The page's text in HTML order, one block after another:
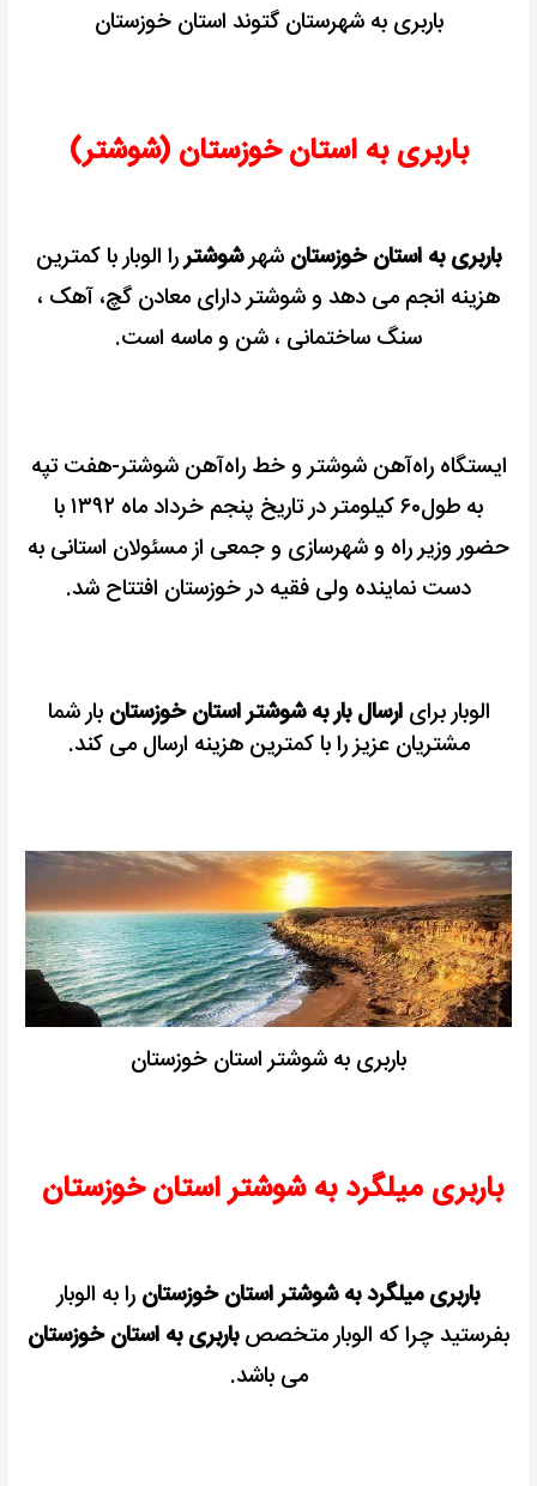
باربری به شهرستان گتوند استان خوزستان
باربری به استان خوزستان (شوشتر)
باربری به استان خوزستان شهرشوشتررا الوبار با کمترین
هزینه انجم می دهد و شوشتر دارای معادن گچ، آهک ،
سنگ ساختمانی ، شن و ماسه است.
ایستگاه راه‌آهن شوشتر و خط راه‌آهن شوشتر-هفت تپه
به طول۶۰ کیلومتر در تاریخ پنجم خرداد ماه ۱۳۹۲ با
حضور وزیر راه و شهرسازی و جمعی از مسئولان استانی به
دست نماینده ولی فقیه در خوزستان افتتاح شد.
الوبار برایارسال بار به شوشتر استان خوزستان بار شما
مشتریان عزیز را با کمترین هزینه ارسال می کند.
باربری به شوشتر استان خوزستان
باربری میلگرد به شوشتر استان خوزستان
باربری میلگرد به شوشتر استان خوزستان را به الوبار
بفرستید چرا که الوبار متخصصباربری به استان خوزستان
می باشد.